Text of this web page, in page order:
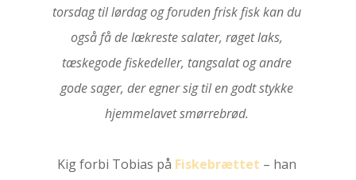
torsdag til lørdag og foruden frisk fisk kan du
også få de lækreste salater, røget laks,
tæskegode fiskedeller, tangsalat og andre
gode sager, der egner sig til en godt stykke
hjemmelavet smørrebrød.
Kig forbi Tobias på Fiskebrættet – han